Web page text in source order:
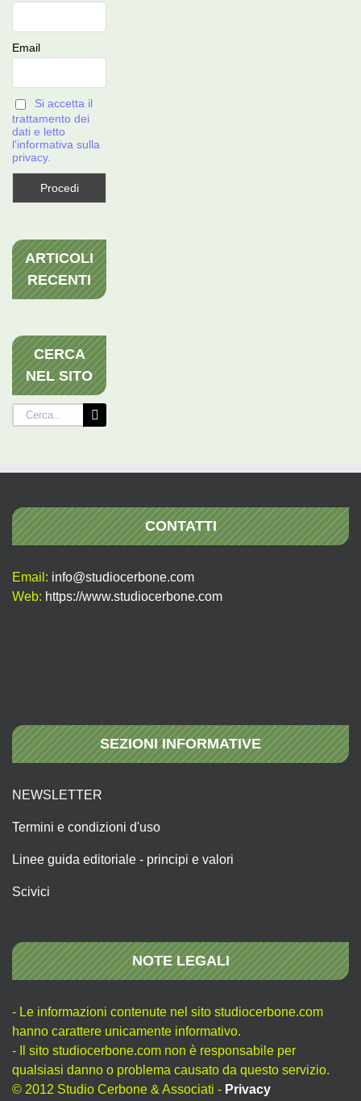
Email
Si accetta il
trattamento dei
dati e letto
l'informativa sulla
privacy.
ARTICOLI
RECENTI
CERCA
NEL SITO
Cerca
per:
CONTATTI
Email: info@studiocerbone.com
Web: https://www.studiocerbone.com
SEZIONI INFORMATIVE
NEWSLETTER
Termini e condizioni d'uso
Linee guida editoriale - principi e valori
Scivici
NOTE LEGALI
- Le informazioni contenute nel sito studiocerbone.com
hanno carattere unicamente informativo.
- Il sito studiocerbone.com non è responsabile per
qualsiasi danno o problema causato da questo servizio.
© 2012 Studio Cerbone & Associati - Privacy